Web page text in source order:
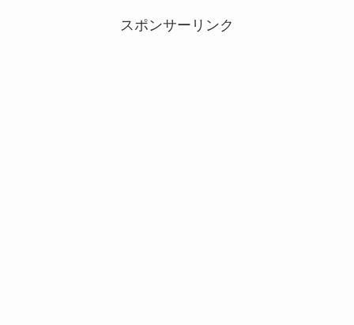
スポンサーリンク